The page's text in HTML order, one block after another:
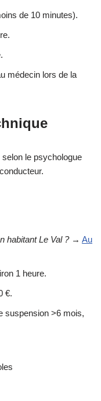
de 10 minutes).
médecin lors de la
selon le psychologue
habitant Le Val ?→ Au
1 heure.
€.
>6 mois,